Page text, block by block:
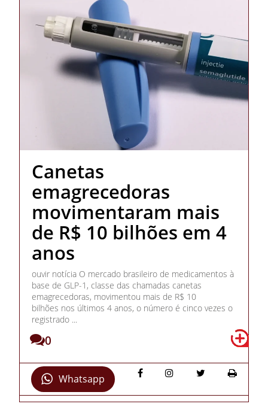
Canetas
emagrecedoras
movimentaram mais
de R$ 10 bilhões em 4
anos
ouvir notícia O mercado brasileiro de medicamentos à
base de GLP-1, classe das chamadas canetas
emagrecedoras, movimentou mais de R$ 10
bilhões nos últimos 4 anos, o número é cinco vezes o
registrado ...
0
Whatsapp